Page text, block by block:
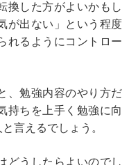
換した方がよいかもし
が出ない」という程度
れるようにコントロー
、勉強内容のやり方だ
持ちを上手く勉強に向
言えるでしょう。
どうしたらよいのでし